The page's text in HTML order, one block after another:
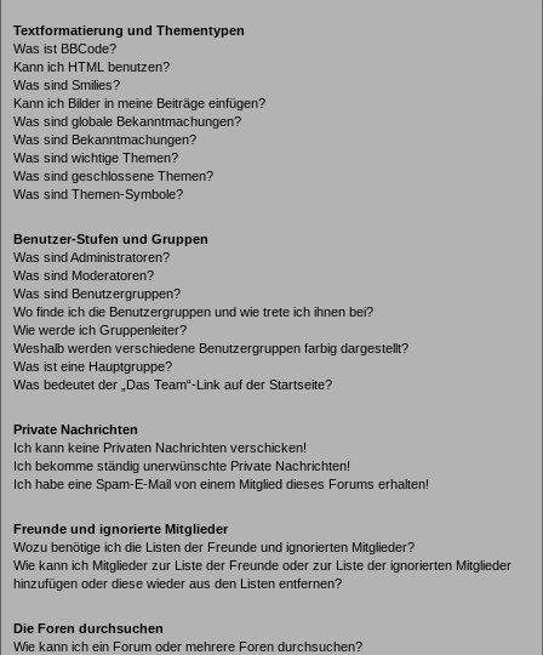
Textformatierung und Thementypen
Was ist BBCode?
Kann ich HTML benutzen?
Was sind Smilies?
Kann ich Bilder in meine Beiträge einfügen?
Was sind globale Bekanntmachungen?
Was sind Bekanntmachungen?
Was sind wichtige Themen?
Was sind geschlossene Themen?
Was sind Themen-Symbole?
Benutzer-Stufen und Gruppen
Was sind Administratoren?
Was sind Moderatoren?
Was sind Benutzergruppen?
Wo finde ich die Benutzergruppen und wie trete ich ihnen bei?
Wie werde ich Gruppenleiter?
Weshalb werden verschiedene Benutzergruppen farbig dargestellt?
Was ist eine Hauptgruppe?
Was bedeutet der „Das Team“-Link auf der Startseite?
Private Nachrichten
Ich kann keine Privaten Nachrichten verschicken!
Ich bekomme ständig unerwünschte Private Nachrichten!
Ich habe eine Spam-E-Mail von einem Mitglied dieses Forums erhalten!
Freunde und ignorierte Mitglieder
Wozu benötige ich die Listen der Freunde und ignorierten Mitglieder?
Wie kann ich Mitglieder zur Liste der Freunde oder zur Liste der ignorierten Mitglieder
hinzufügen oder diese wieder aus den Listen entfernen?
Die Foren durchsuchen
Wie kann ich ein Forum oder mehrere Foren durchsuchen?